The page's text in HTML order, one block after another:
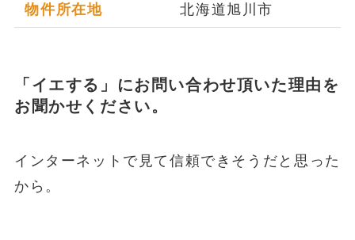
物件所在地 北海道旭川市
「イエする」にお問い合わせ頂いた理由を
お聞かせください。
インターネットで見て信頼できそうだと思った
から。